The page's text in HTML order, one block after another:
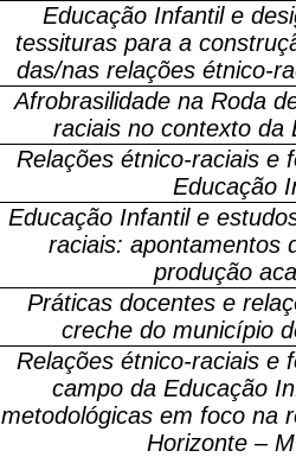
Educação Infantil e
tessituras para a
das/nas relações étnico-
Afrobrasilidade na Roda
raciais no contexto da
Relações étnico-raciais e
Educação
Educação Infantil e
raciais: apontamentos
produção
Práticas docentes e
creche do município
Relações étnico-raciais e
campo da Educação
metodológicas em foco na
Horizonte –